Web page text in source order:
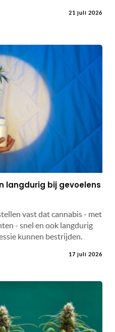
21 juli 2026
langdurig bij gevoelens
vast dat cannabis - met
- snel en ook langdurig
kunnen bestrijden.
17 juli 2026